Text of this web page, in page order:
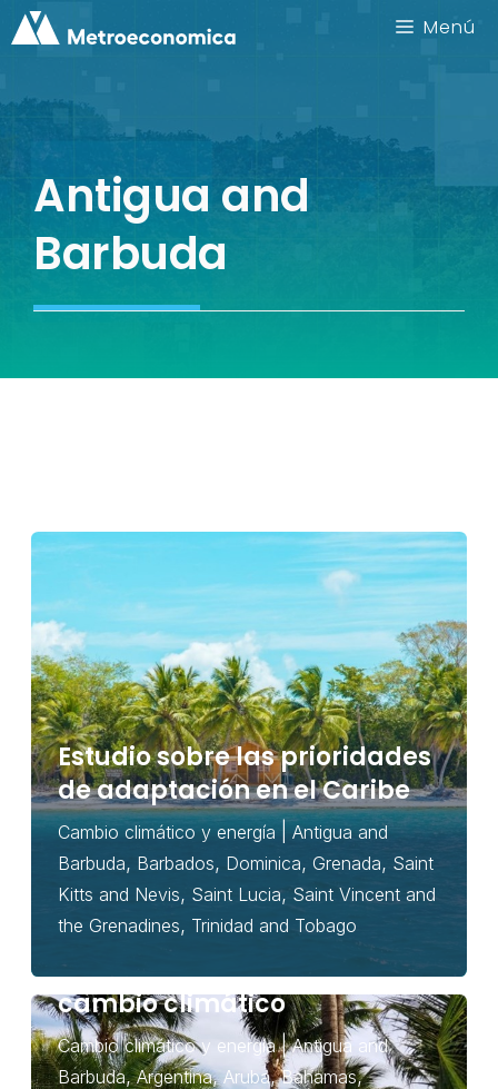
Saltar
al
Menú
Antigua and
Barbuda
Estudio sobre las prioridades
de adaptación en el Caribe
Cambio climático y energía
Antigua and
Barbuda, Barbados, Dominica, Grenada, Saint
Kitts and Nevis, Saint Lucia, Saint Vincent and
the Grenadines, Trinidad and Tobago
EDGE LAC: ejercicio de mapeo
de iniciativas sobre el
cambio climático
Cambio climático y energía|Antigua and
Barbuda,Argentina,Aruba,Bahamas,